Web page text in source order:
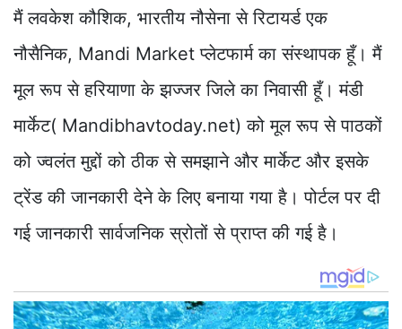
मैं लवकेश कौशिक, भारतीय नौसेना से रिटायर्ड एक
नौसैनिक, Mandi Market प्लेटफार्म का संस्थापक हूँ। मैं
मूल रूप से हरियाणा के झज्जर जिले का निवासी हूँ। मंडी
मार्केट( Mandibhavtoday.net) को मूल रूप से पाठकों
को ज्वलंत मुद्दों को ठीक से समझाने और मार्केट और इसके
ट्रेंड की जानकारी देने के लिए बनाया गया है। पोर्टल पर दी
गई जानकारी सार्वजनिक स्रोतों से प्राप्त की गई है।